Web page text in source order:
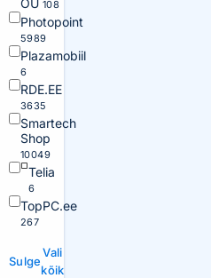
OÜ 108
Photopoint
5989
Plazamobiil
6
RDE.EE
3635
Smartech
Shop
10049
Telia
6
TopPC.ee
267
Sulge
Vali
kõik